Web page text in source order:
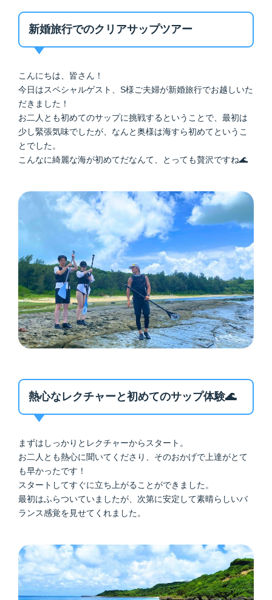
新婚旅行でのクリアサップツアー
こんにちは、皆さん！
今日はスペシャルゲスト、S様ご夫婦が新婚旅行でお越しいた
だきました！
お二人とも初めてのサップに挑戦するということで、最初は
少し緊張気味でしたが、なんと奥様は海すら初めてというこ
とでした。
こんなに綺麗な海が初めてだなんて、とっても贅沢ですね🌊
熱心なレクチャーと初めてのサップ体験🌊
まずはしっかりとレクチャーからスタート。
お二人とも熱心に聞いてくださり、そのおかげで上達がとて
も早かったです！
スタートしてすぐに立ち上がることができました。
最初はふらついていましたが、次第に安定して素晴らしいバ
ランス感覚を見せてくれました。